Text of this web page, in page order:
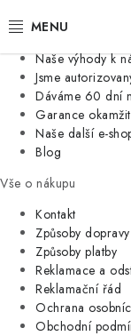
Jsme tradiční
Naše výhody k
Jsme
Dáváme 60 dní
Garance
Naše další e-
Blog
Vše o nákupu
Kontakt
Způsoby dopravy
Způsoby platby
Reklamace a
Reklamační řád
Ochrana
Obchodní
KOŠE
SÁČKY
KUCHYNĚ
ORGANIZACE
DOMÁCNOST